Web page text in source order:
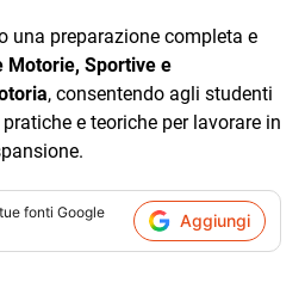
una preparazione completa e
Motorie, Sportive e
, consentendo agli studenti
e teoriche per lavorare in
fonti Google
Aggiungi